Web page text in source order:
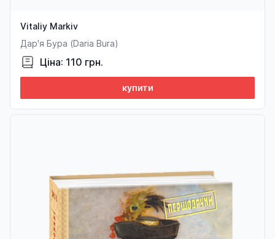
Vitaliy Markiv
Дар'я Бура (Daria Bura)
Ціна: 110 грн.
купити